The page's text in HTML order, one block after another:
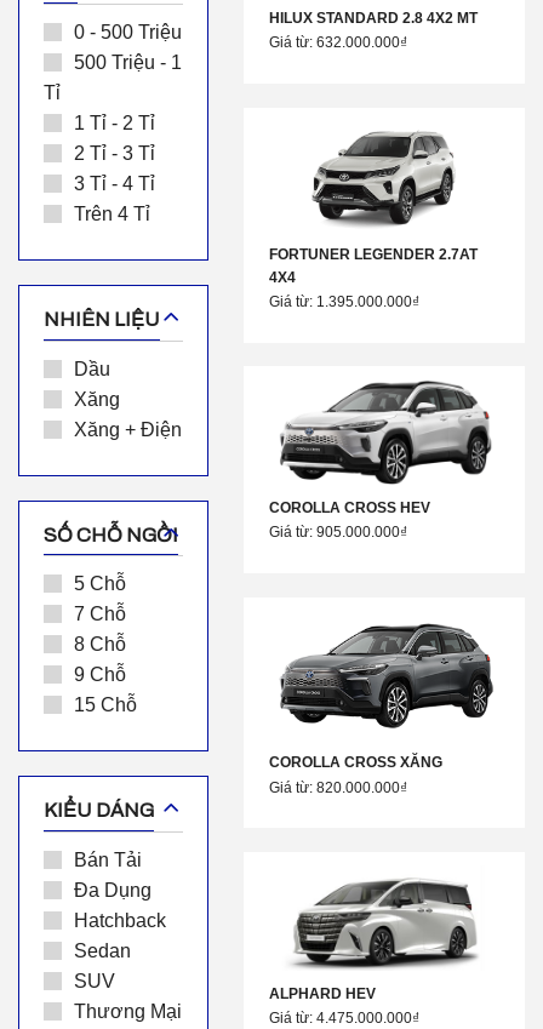
GRANVIA
ALPHARD
LUXURY
0 - 500 Triệu
500 Triệu - 1
Tỉ
1 Tỉ - 2 Tỉ
2 Tỉ - 3 Tỉ
3 Tỉ - 4 Tỉ
Trên 4 Tỉ
NHIÊN LIỆU
Dầu
Xăng
Xăng + Điện
SỐ CHỖ NGỒI
5 Chỗ
7 Chỗ
8 Chỗ
9 Chỗ
15 Chỗ
KIỂU DÁNG
Bán Tải
Đa Dụng
Hatchback
Sedan
SUV
Thương Mại
HILUX STANDARD 2.8 4X2 MT
Giá từ: 632.000.000₫
FORTUNER LEGENDER 2.7AT
4X4
Giá từ: 1.395.000.000₫
COROLLA CROSS HEV
Giá từ: 905.000.000₫
COROLLA CROSS XĂNG
Giá từ: 820.000.000₫
ALPHARD HEV
Giá từ: 4.475.000.000₫